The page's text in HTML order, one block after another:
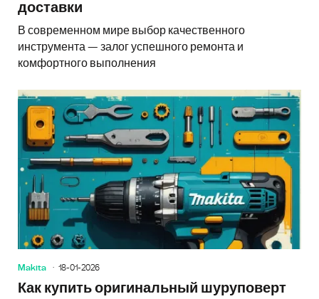
доставки
В современном мире выбор качественного
инструмента — залог успешного ремонта и
комфортного выполнения
Makita 18-01-2026
Как купить оригинальный шуруповерт